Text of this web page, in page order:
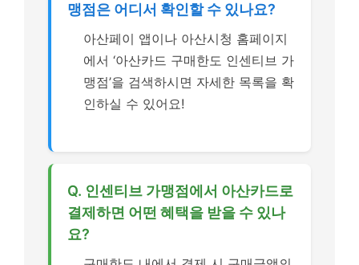
맹점은 어디서 확인할 수 있나요?
아산페이 앱이나 아산시청 홈페이지
에서 ‘아산카드 구매한도 인센티브 가
맹점’을 검색하시면 자세한 목록을 확
인하실 수 있어요!
Q. 인센티브 가맹점에서 아산카드로
결제하면 어떤 혜택을 받을 수 있나
요?